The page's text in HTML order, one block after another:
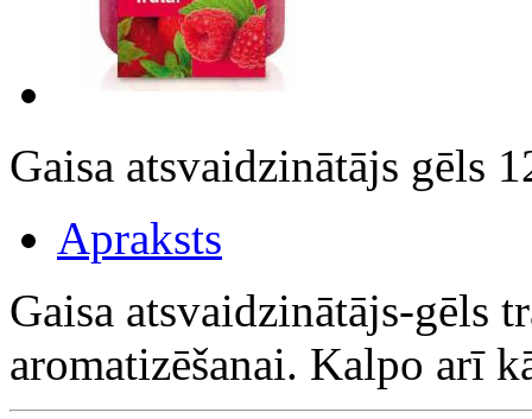
Gaisa atsvaidzinātājs gēls
Apraksts
Gaisa atsvaidzinātājs-gēls
aromatizēšanai. Kalpo arī